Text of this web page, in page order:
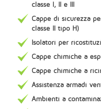
classe I, II e III
Cappe di sicurezza
classe II tipo H)
Isolatori per
Cappe chimiche a
Cappe chimiche a
Assistenza armadi
Ambienti a